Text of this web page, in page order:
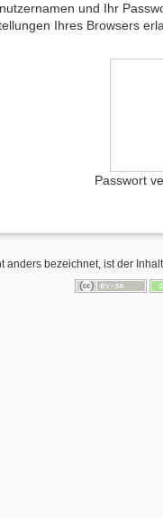
und Ihr
Ihres Browsers
Passwort
anders bezeichnet, ist der